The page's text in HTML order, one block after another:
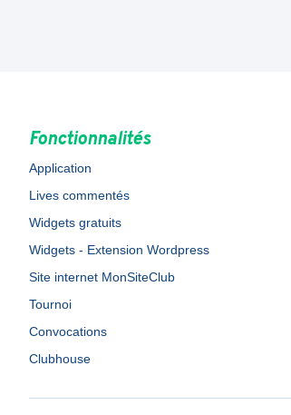
Fonctionnalités
Application
Lives commentés
Widgets gratuits
Widgets - Extension Wordpress
Site internet MonSiteClub
Tournoi
Convocations
Clubhouse